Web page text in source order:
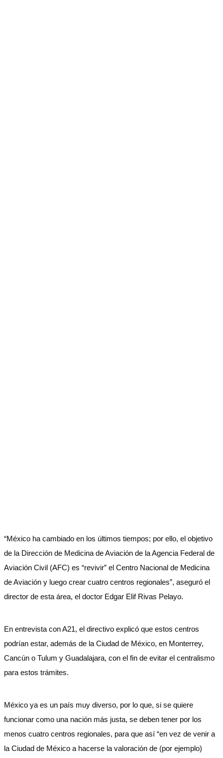
“México ha cambiado en los últimos tiempos; por ello, el objetivo
de la Dirección de Medicina de Aviación de la Agencia Federal de
Aviación Civil (AFC) es “revivir” el Centro Nacional de Medicina
de Aviación y luego crear cuatro centros regionales”, aseguró el
director de esta área, el doctor Edgar Elif Rivas Pelayo.
En entrevista con A21, el directivo explicó que estos centros
podrían estar, además de la Ciudad de México, en Monterrey,
Cancún o Tulum y Guadalajara, con el fin de evitar el centralismo
para estos trámites.
México ya es un país muy diverso, por lo que, si se quiere
funcionar como una nación más justa, se deben tener por los
menos cuatro centros regionales, para que así “en vez de venir a
la Ciudad de México a hacerse la valoración de (por ejemplo)